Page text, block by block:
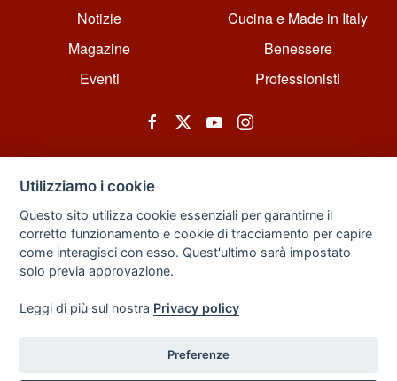
Notizie
Magazine
Eventi
Cucina e Made in Italy
Benessere
Professionisti
© All rights reserved. Powered by Zarix Solution LTD, Forest House
Business Centre, 8 Gainsborough Road, London, England, E11 1HT.
Privacy Policy |Sitemap
Utilizziamo i cookie
Questo sito utilizza cookie essenziali per garantirne il
corretto funzionamento e cookie di tracciamento per capire
come interagisci con esso. Quest'ultimo sarà impostato
solo previa approvazione.
Leggi di più sul nostra Privacy policy
Preferenze